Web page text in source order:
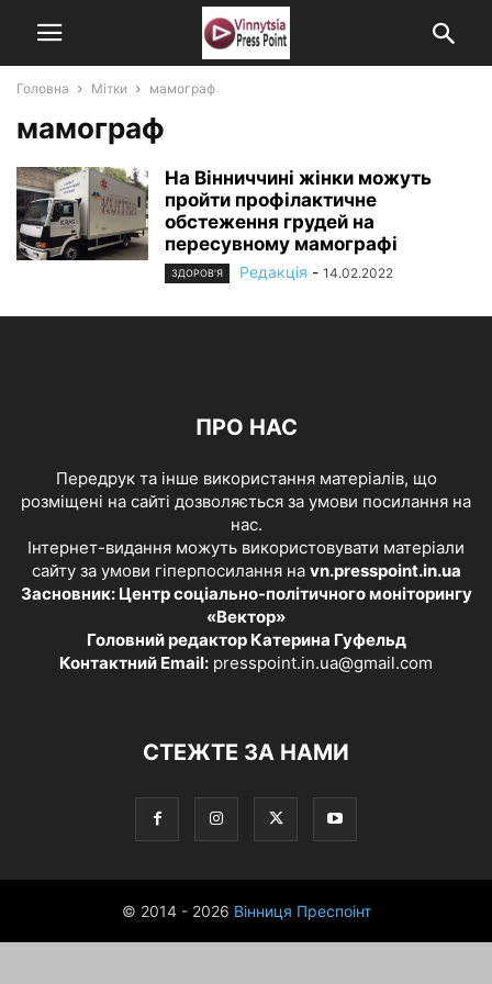
Головна Мітки мамограф
мамограф
На Вінниччині жінки можуть
пройти профілактичне
обстеження грудей на
пересувному мамографі
ЗДОРОВ'Я Редакція - 14.02.2022
ПРО НАС
Передрук та інше використання матеріалів, що
розміщені на сайті дозволяється за умови посилання на
нас.
Інтернет-видання можуть використовувати матеріали
сайту за умови гіперпосилання на vn.presspoint.in.ua
Засновник: Центр соціально-політичного моніторингу
«Вектор»
Головний редактор Катерина Гуфельд
Контактний Email: presspoint.in.ua@gmail.com
СТЕЖТЕ ЗА НАМИ
© 2014 - 2026 Вінниця Преспоінт